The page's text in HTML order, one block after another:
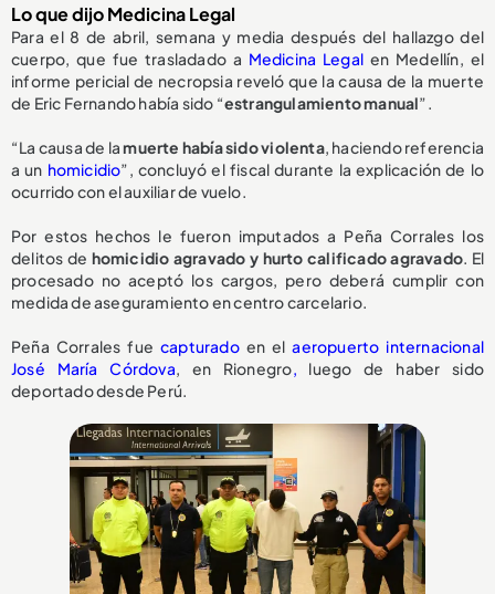
Lo que dijo Medicina Legal
Para el 8 de abril, semana y media después del hallazgo del
cuerpo, que fue trasladado a Medicina Legal en Medellín, el
informe pericial de necropsia reveló que la causa de la muerte
de Eric Fernando había sido “estrangulamiento manual”.
“La causa de lamuerte había sido violenta, haciendo referencia
a un homicidio”, concluyó el fiscal durante la explicación de lo
ocurrido con el auxiliar de vuelo.
Por estos hechos le fueron imputados a Peña Corrales los
delitos de homicidio agravado y hurto calificado agravado. El
procesado no aceptó los cargos, pero deberá cumplir con
medida de aseguramiento en centro carcelario.
Peña Corrales fue capturadoen elaeropuerto internacional
José María Córdova , en Rionegro
luego de haber sido
deportado desde Perú.